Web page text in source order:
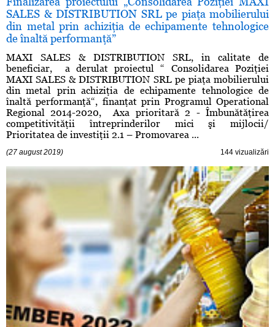
SALES & DISTRIBUTION SRL pe piaţa mobilierului
din metal prin achiziţia de echipamente tehnologice
de înaltă performanţă”
MAXI SALES & DISTRIBUTION SRL, in calitate de
beneficiar, a derulat proiectul “ Consolidarea Poziţiei
MAXI SALES & DISTRIBUTION SRL pe piaţa mobilierului
din metal prin achiziţia de echipamente tehnologice de
înaltă performanţă“, finanţat prin Programul Operational
Regional 2014-2020, Axa prioritară 2 - Îmbunătăţirea
competitivităţii întreprinderilor mici şi mijlocii/
Prioritatea de investiţii 2.1 – Promovarea ...
(27 august 2019) 144 vizualizări